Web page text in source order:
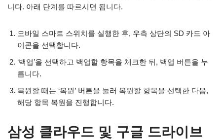
니다. 아래 단계를 따르시면 됩니다.
모바일 스마트 스위치를 실행한 후, 우측 상단의 SD 카드 아
이콘을 선택합니다.
‘백업’을 선택하고 백업할 항목을 체크한 뒤, 백업 버튼을 누
릅니다.
복원할 때는 ‘복원’ 버튼을 눌러 복원할 항목을 선택한 다음,
해당 항목 복원을 진행합니다.
삼성 클라우드 및 구글 드라이브